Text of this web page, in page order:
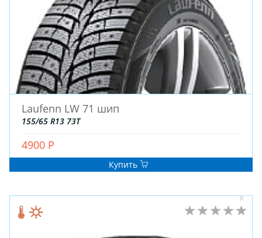
ЗИМНИЕ
ДЛЯ ГРУЗОВЫХ АВТО
ДЛЯ СПЕЦТЕХНИКИ
Laufenn LW 71 шип
155/65 R13 73T
4900 Р
Купить